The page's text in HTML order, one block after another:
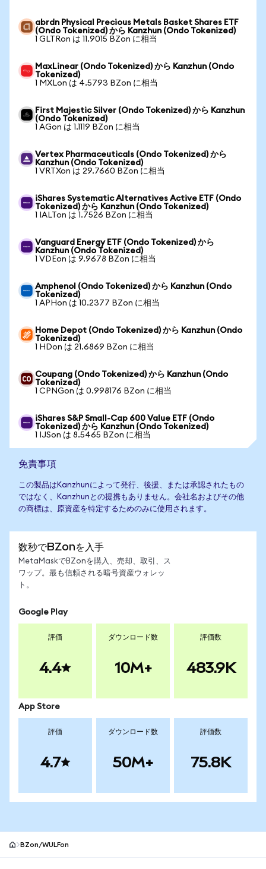
abrdn Physical Precious Metals Basket Shares ETF
(Ondo Tokenized) から Kanzhun (Ondo Tokenized)
1 GLTRon は 11.9015 BZon に相当
MaxLinear (Ondo Tokenized) から Kanzhun (Ondo
Tokenized)
1 MXLon は 4.5793 BZon に相当
First Majestic Silver (Ondo Tokenized) から Kanzhun
(Ondo Tokenized)
1 AGon は 1.1119 BZon に相当
Vertex Pharmaceuticals (Ondo Tokenized) から
Kanzhun (Ondo Tokenized)
1 VRTXon は 29.7660 BZon に相当
iShares Systematic Alternatives Active ETF (Ondo
Tokenized) から Kanzhun (Ondo Tokenized)
1 IALTon は 1.7526 BZon に相当
Vanguard Energy ETF (Ondo Tokenized) から
Kanzhun (Ondo Tokenized)
1 VDEon は 9.9678 BZon に相当
Amphenol (Ondo Tokenized) から Kanzhun (Ondo
Tokenized)
1 APHon は 10.2377 BZon に相当
Home Depot (Ondo Tokenized) から Kanzhun (Ondo
Tokenized)
1 HDon は 21.6869 BZon に相当
Coupang (Ondo Tokenized) から Kanzhun (Ondo
Tokenized)
1 CPNGon は 0.998176 BZon に相当
iShares S&P Small-Cap 600 Value ETF (Ondo
Tokenized) から Kanzhun (Ondo Tokenized)
1 IJSon は 8.5465 BZon に相当
免責事項
この製品はKanzhunによって発行、後援、または承認されたもの
ではなく、Kanzhunとの提携もありません。会社名およびその他
の商標は、原資産を特定するためのみに使用されます。
数秒でBZonを入手
MetaMaskでBZonを購入、売却、取引、ス
ワップ。最も信頼される暗号資産ウォレッ
ト。
Google Play
評価
4.4
ダウンロード数
10M+
評価数
483.9K
App Store
評価
4.7
ダウンロード数
50M+
評価数
75.8K
BZon/WULFon